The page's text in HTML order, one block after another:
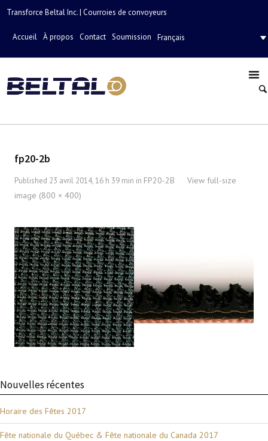
Transforce Beltal Inc. | Courroies de convoyeurs
Accueil À propos Contact Soumission Français
fp20-2b
Published 23 avril 2014, 16 h 39 min in FP20-2B
View full-size
image (800 × 400)
Nouvelles récentes
Horaire des Fêtes 2017
Fête nationale du Québec & Fête nationale du Canada 2017